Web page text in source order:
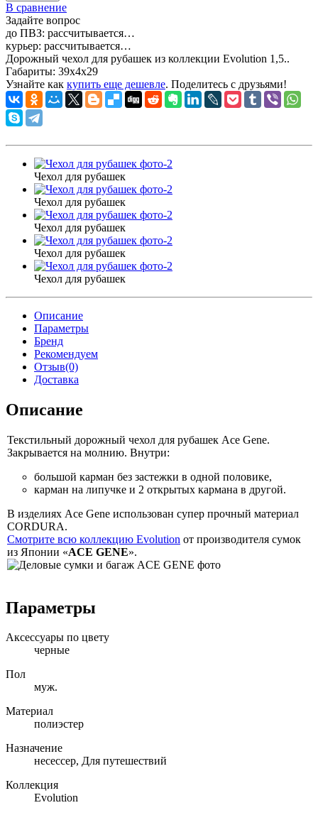
В сравнение
Задайте вопрос
до ПВЗ: рассчитывается…
курьер: рассчитывается…
Дорожный чехол для рубашек из коллекции Evolution 1,5..
Габариты: 39x4x29
Узнайте как купить еще дешевле. Поделитесь с друзьями!
Чехол для рубашек
Чехол для рубашек
Чехол для рубашек
Чехол для рубашек
Чехол для рубашек
Описание
Параметры
Бренд
Рекомендуем
Отзыв(0)
Доставка
Описание
Текстильный дорожный чехол для рубашек Ace Gene.
Закрывается на молнию. Внутри:
большой карман без застежки в одной половике,
карман на липучке и 2 открытых кармана в другой.
В изделиях Ace Gene использован супер прочный материал
CORDURA.
Смотрите всю коллекцию Evolution от производителя сумок
из Японии «ACE GENE».
Параметры
Аксессуары по цвету
черные
Пол
муж.
Материал
полиэстер
Назначение
несессер, Для путешествий
Коллекция
Evolution